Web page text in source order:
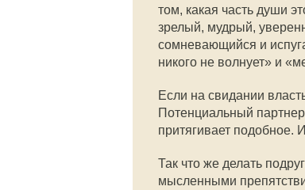
том, какая часть души
зрелый, мудрый,
сомневающийся и
никого не волнует» и
Если на свидании
Потенциальный
притягивает подобное.
Так что же делать
мысленными